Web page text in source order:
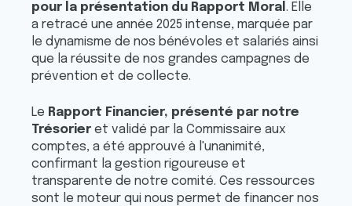
pour la présentation du Rapport Moral . Elle
a retracé une année 2025 intense, marquée par
le dynamisme de nos bénévoles et salariés ainsi
que la réussite de nos grandes campagnes de
prévention et de collecte.
Le Rapport Financier, présenté par notre
Trésorier et validé par la Commissaire aux
comptes, a été approuvé à l'unanimité,
confirmant la gestion rigoureuse et
transparente de notre comité. Ces ressources
sont le moteur qui nous permet de financer nos